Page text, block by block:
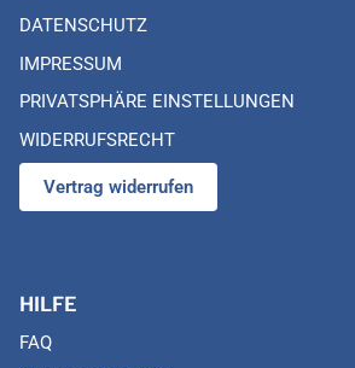
DATENSCHUTZ
IMPRESSUM
PRIVATSPHÄRE EINSTELLUNGEN
WIDERRUFSRECHT
Vertrag widerrufen
HILFE
FAQ